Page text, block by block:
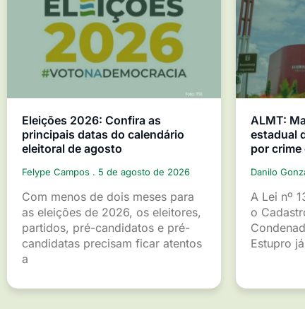
Eleições 2026: Confira as
principais datas do calendário
eleitoral de agosto
Felype Campos 5 de agosto de 2026
Com menos de dois meses para
as eleições de 2026, os eleitores,
partidos, pré-candidatos e pré-
candidatas precisam ficar atentos
a
ALMT:
estadual
por
Danilo
A Lei nº
o
Estupro